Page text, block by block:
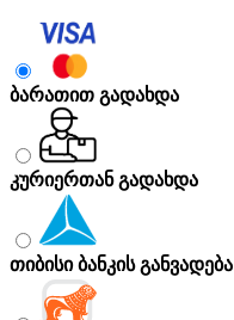
ბარათით გადახდა
კურიერთან გადახდა
თიბისი ბანკის განვადება